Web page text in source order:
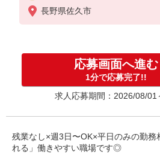
全支給(ガソリン代含む)＞
長野県佐久市
応募画面へ進む
1分で応募完了!!
求人応募期間：2026/08/01
残業なし×週3日〜OK×平日のみの勤務
れる」働きやすい職場です◎